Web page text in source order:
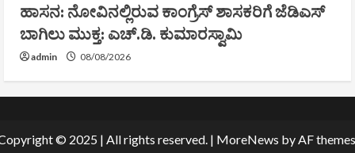
ಹಾಸನ: ನೋವಿನಲ್ಲಿರುವ ಕಾಂಗ್ರೆಸ್‌ ಶಾಸಕರಿಗೆ ಜೆಡಿಎಸ್‌
ಬಾಗಿಲು ಮುಕ್ತ: ಎಚ್.ಡಿ. ಕುಮಾರಸ್ವಾಮಿ
admin 08/08/2026
© 2025 | All rights reserved. | MoreNews by AF